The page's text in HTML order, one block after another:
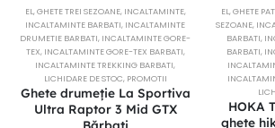
EL ,GHETE TREI SEZOANE, INCALTAMINTE,
INCALTAMINTE BARBATI, INCALTAMINTE
DRUMETIE BARBATI, INCALTAMINTE GORE-
TEX, INCALTAMINTE GORE-TEX BARBATI,
INCALTAMINTE TREKKING BARBATI,
LICHIDARE DE STOC, PROMOTII
Ghete drumeție La Sportiva
Ultra Raptor 3 Mid GTX
Bărbați
EL ,GHETE
SEZOANE,
BARBATI,
BARBATI,
HOKA
ghete